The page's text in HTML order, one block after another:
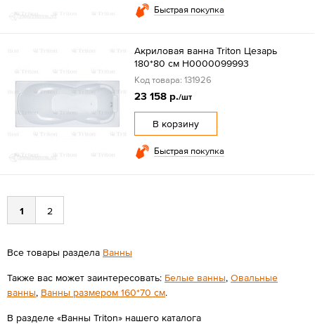
Быстрая покупка
Акриловая ванна Triton Цезарь
180*80 см Н0000099993
Код товара: 131926
23 158 р./шт
В корзину
Быстрая покупка
1 2
Все товары раздела Ванны
Также вас может заинтересовать: Белые ванны, Овальные
ванны, Ванны размером 160*70 см.
В разделе «Ванны Triton» нашего каталога